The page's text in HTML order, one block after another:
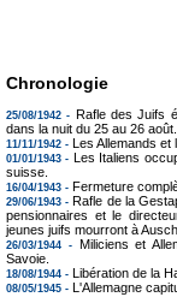
Chronologie
25/08/1942 - Rafle des Juifs
dans la nuit du 25 au 26 août.
11/11/1942 - Les Allemands et
01/01/1943 - Les Italiens
suisse.
16/04/1943 - Fermeture
29/06/1943 - Rafle de la
pensionnaires et le
jeunes juifs mourront à
26/03/1944 -
Miliciens et
Savoie.
18/08/1944 - Libération de la
08/05/1945 - L'Allemagne